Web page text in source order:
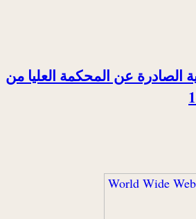
الصادرة عن المحكمة العليا من